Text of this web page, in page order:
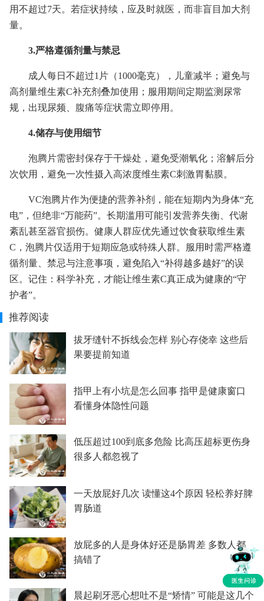
用不超过7天。若症状持续，应及时就医，而非盲目加大剂
量。
3.严格遵循剂量与禁忌
成人每日不超过1片（1000毫克），儿童减半；避免与
高剂量维生素C补充剂叠加使用；服用期间定期监测尿常
规，出现尿频、腹痛等症状需立即停用。
4.储存与使用细节
泡腾片需密封保存于干燥处，避免受潮氧化；溶解后分
次饮用，避免一次性摄入高浓度维生素C刺激胃黏膜。
VC泡腾片作为便捷的营养补剂，能在短期内为身体“充
电”，但绝非“万能药”。长期滥用可能引发营养失衡、代谢
紊乱甚至器官损伤。健康人群应优先通过饮食获取维生素
C，泡腾片仅适用于短期应急或特殊人群。服用时需严格遵
循剂量、禁忌与注意事项，避免陷入“补得越多越好”的误
区。记住：科学补充，才能让维生素C真正成为健康的“守
护者”。
推荐阅读
拔牙缝针不拆线会怎样 别心存侥幸 这些后
果要提前知道
指甲上有小坑是怎么回事 指甲是健康窗口
看懂身体隐性问题
低压超过100到底多危险 比高压超标更伤身
很多人都忽视了
一天放屁好几次 读懂这4个原因 轻松养好脾
胃肠道
放屁多的人是身体好还是肠胃差 多数人都
搞错了
晨起刷牙恶心想吐不是“矫情” 可能是这几个